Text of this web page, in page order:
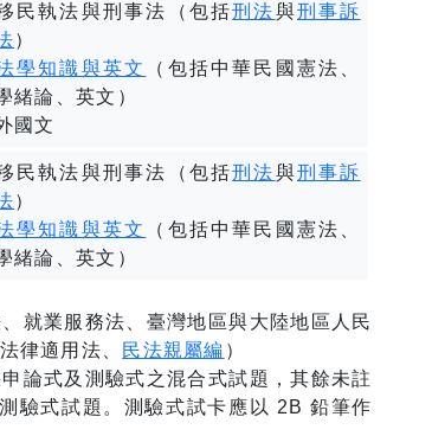
民執法與刑事法（包括刑法與刑事訴
）
學知識與英文
（包括中華民國憲法、
緒論、英文）
國文
民執法與刑事法（包括刑法與刑事訴
）
學知識與英文
（包括中華民國憲法、
緒論、英文）
就業服務法、臺灣地區與大陸地區人民
律適用法、
民法親屬編 ）
論式及測驗式之混合式試題，其餘未註
驗式試題。測驗式試卡應以 2B 鉛筆作